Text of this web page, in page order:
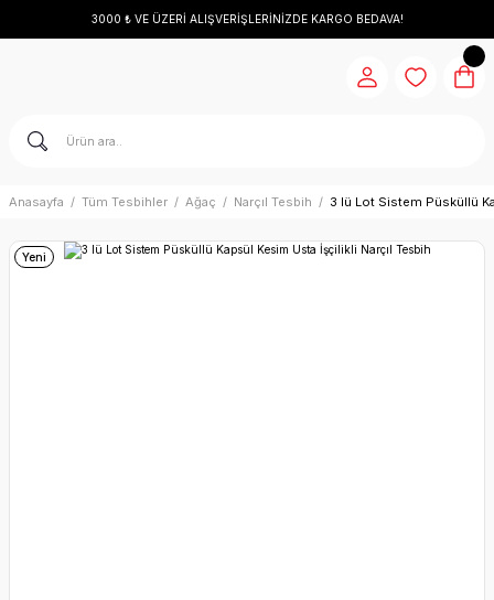
3000 ₺ VE ÜZERİ ALIŞVERİŞLERİNİZDE KARGO BEDAVA!
Anasayfa Tüm Tesbihler Ağaç Narçıl Tesbih 3 lü Lot Sistem Püsküllü
Yeni